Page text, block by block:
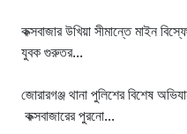
কক্সবাজার উখিয়া সীমান্তে মাইন
যুবক গুরুতর...
জোরারগঞ্জ থানা পুলিশের বিশেষ
কক্সবাজারের পুরনো...